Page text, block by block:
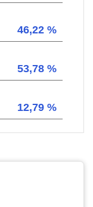
46,22 %
53,78 %
12,79 %